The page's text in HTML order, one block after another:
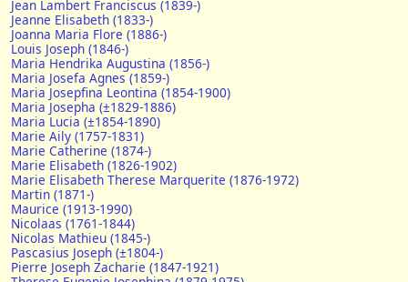
Jean Lambert Franciscus (1839-)
Jeanne Elisabeth (1833-)
Joanna Maria Flore (1886-)
Louis Joseph (1846-)
Maria Hendrika Augustina (1856-)
Maria Josefa Agnes (1859-)
Maria Josepfina Leontina (1854-1900)
Maria Josepha (±1829-1886)
Maria Lucia (±1854-1890)
Marie Aily (1757-1831)
Marie Catherine (1874-)
Marie Elisabeth (1826-1902)
Marie Elisabeth Therese Marquerite (1876-1972)
Martin (1871-)
Maurice (1913-1990)
Nicolaas (1761-1844)
Nicolas Mathieu (1845-)
Pascasius Joseph (±1804-)
Pierre Joseph Zacharie (1847-1921)